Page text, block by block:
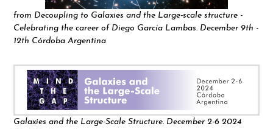
from Decoupling to Galaxies and the Large-scale structure -
Celebrating the career of Diego García Lambas. December 9th -
12th Córdoba Argentina
Galaxies and the Large-Scale Structure. December 2-6 2024